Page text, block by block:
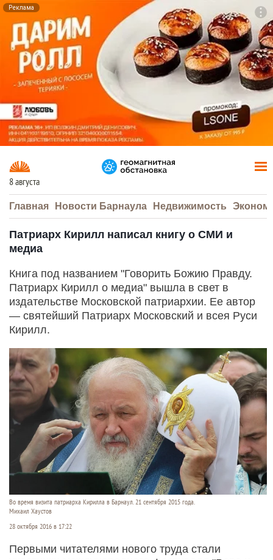
Реклама
8 августа
Главная Новости Барнаула Недвижимость
Патриарх Кирилл написал книгу о СМИ и
медиа
Книга под названием "Говорить Божию Правду.
Патриарх Кирилл о медиа" вышла в свет в
издательстве Московской патриархии. Ее автор
— святейший Патриарх Московский и всея Руси
Кирилл.
Во время визита патриарха Кирилла в Барнаул. 21 сентября 2015 года.
Михаил Хаустов
28 октября 2016 в 17:22
Первыми читателями нового труда стали